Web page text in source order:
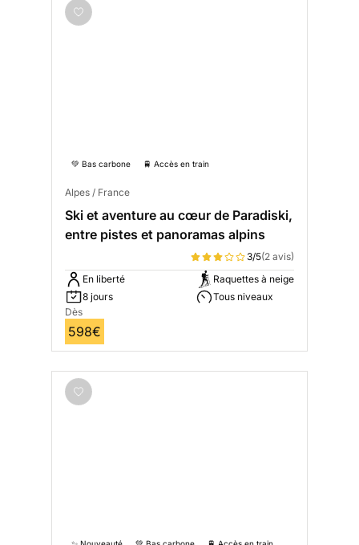
💚 Bas carbone 🚆 Accès en train
Alpes / France
Ski et aventure au cœur de Paradiski,
entre pistes et panoramas alpins
3/5(2 avis)
En liberté
8 jours
Raquettes à neige
Tous niveaux
Dès
598€